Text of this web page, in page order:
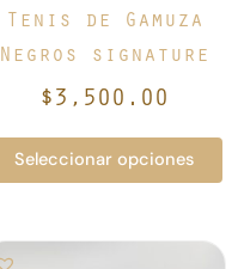
Tenis de Gamuza
Negros signature
$ 3,500.00
Seleccionar opciones
en
de